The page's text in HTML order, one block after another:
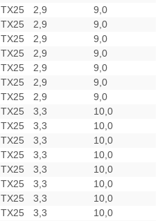
TX25 2,9
9,0
TX25 2,9
9,0
TX25 2,9
9,0
TX25 2,9
9,0
TX25 2,9
9,0
TX25 2,9
9,0
TX25 2,9
9,0
TX25 3,3
10,0
TX25 3,3
10,0
TX25 3,3
10,0
TX25 3,3
10,0
TX25 3,3
10,0
TX25 3,3
10,0
TX25 3,3
10,0
TX25 3,3
10,0